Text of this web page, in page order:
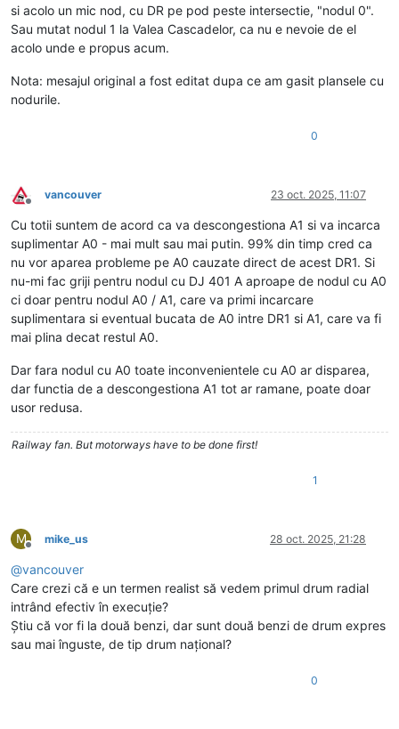
si acolo un mic nod, cu DR pe pod peste intersectie, "nodul 0".
Sau mutat nodul 1 la Valea Cascadelor, ca nu e nevoie de el
acolo unde e propus acum.
Nota: mesajul original a fost editat dupa ce am gasit plansele cu
nodurile.
0
Deconectat
vancouver 23 oct. 2025, 11:07
Cu totii suntem de acord ca va descongestiona A1 si va incarca
suplimentar A0 - mai mult sau mai putin. 99% din timp cred ca
nu vor aparea probleme pe A0 cauzate direct de acest DR1. Si
nu-mi fac griji pentru nodul cu DJ 401 A aproape de nodul cu A0
ci doar pentru nodul A0 / A1, care va primi incarcare
suplimentara si eventual bucata de A0 intre DR1 si A1, care va fi
mai plina decat restul A0.
Dar fara nodul cu A0 toate inconvenientele cu A0 ar disparea,
dar functia de a descongestiona A1 tot ar ramane, poate doar
usor redusa.
Railway fan. But motorways have to be done first!
1
M
Deconectat
mike_us 28 oct. 2025, 21:28
@vancouver
Care crezi că e un termen realist să vedem primul drum radial
intrând efectiv în execuție?
Știu că vor fi la două benzi, dar sunt două benzi de drum expres
sau mai înguste, de tip drum național?
0